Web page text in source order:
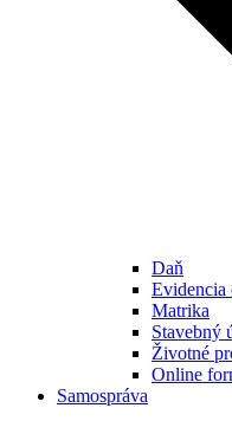
Daň
Evidencia
Matrika
Stavebný
Životné
Online
Samospráva